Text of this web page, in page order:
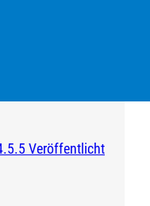
Veröffentlicht